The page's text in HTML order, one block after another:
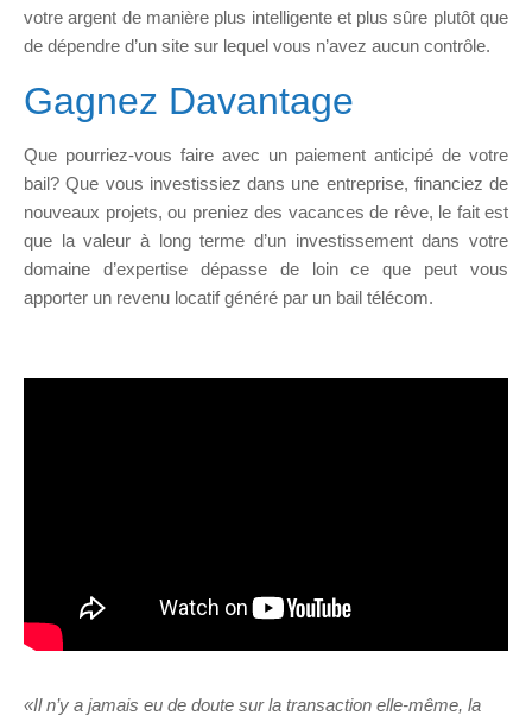
votre argent de manière plus intelligente et plus sûre plutôt que
de dépendre d’un site sur lequel vous n’avez aucun contrôle.
Gagnez Davantage
Que pourriez-vous faire avec un paiement anticipé de votre
bail? Que vous investissiez dans une entreprise, financiez de
nouveaux projets, ou preniez des vacances de rêve, le fait est
que la valeur à long terme d’un investissement dans votre
domaine d’expertise dépasse de loin ce que peut vous
apporter un revenu locatif généré par un bail télécom.
«Il n’y a jamais eu de doute sur la transaction elle-même, la